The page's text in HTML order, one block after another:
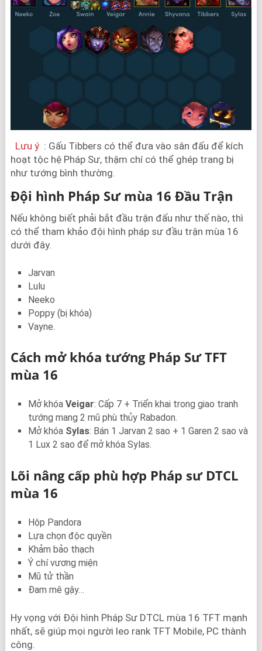
Lưu ý : Gấu Tibbers có thể đưa vào sân đấu để kích
hoạt tộc hệ Pháp Sư, thậm chí có thể ghép trang bị
như tướng bình thường.
Đội hình Pháp Sư mùa 16 Đầu Trận
Nếu không biết phải bắt đầu trận đấu như thế nào, thì
có thể tham khảo đội hình pháp sư đầu trận mùa 16
dưới đây.
Jarvan
Lulu
Neeko
Poppy (bị khóa)
Vayne.
Cách mở khóa tướng Pháp Sư TFT
mùa 16
Mở khóa Veigar: Cấp 7 + Triển khai trong giao tranh
tướng mang 2 mũ phù thủy Rabadon.
Mở khóa Sylas: Bán 1 Jarvan 2 sao + 1 Garen 2 sao và
1 Lux 2 sao để mở khóa Sylas.
Lõi nâng cấp phù hợp Pháp sư DTCL
mùa 16
Hộp Pandora
Lựa chọn độc quyền
Khảm bảo thạch
Ý chí vương miện
Mũ tử thần
Đam mê gậy…
Hy vọng với Đội hình Pháp Sư DTCL mùa 16 TFT mạnh
nhất, sẽ giúp mọi người leo rank TFT Mobile, PC thành
công.